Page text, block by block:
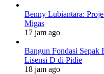
Benny Lubiantara:
Migas
17 jam ago
Bangun Fondasi Sepak
Lisensi D di Pidie
18 jam ago